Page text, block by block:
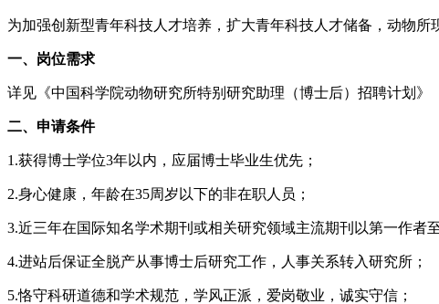
为加强创新型青年科技人才培养，扩大青年科技人才储备，动物所
一、岗位需求
详见《中国科学院动物研究所特别研究助理（博士后）招聘计划》
二、申请条件
1.获得博士学位3年以内，应届博士毕业生优先；
2.身心健康，年龄在35周岁以下的非在职人员；
3.近三年在国际知名学术期刊或相关研究领域主流期刊以第一作者
4.进站后保证全脱产从事博士后研究工作，人事关系转入研究所；
5.恪守科研道德和学术规范，学风正派，爱岗敬业，诚实守信；